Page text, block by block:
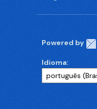
Powered by
Idioma